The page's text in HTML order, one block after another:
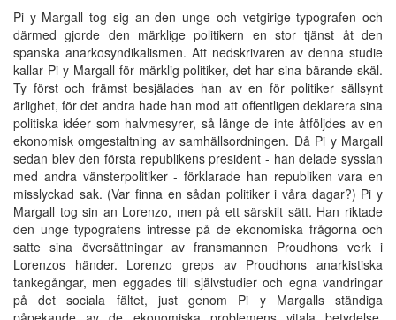
Pi y Margall tog sig an den unge och vetgirige typografen och
därmed gjorde den märklige politikern en stor tjänst åt den
spanska anarkosyndikalismen. Att nedskrivaren av denna studie
kallar Pi y Margall för märklig politiker, det har sina bärande skäl.
Ty först och främst besjälades han av en för politiker sällsynt
ärlighet, för det andra hade han mod att offentligen deklarera sina
politiska idéer som halvmesyrer, så länge de inte åtföljdes av en
ekonomisk omgestaltning av samhällsordningen. Då Pi y Margall
sedan blev den första republikens president - han delade sysslan
med andra vänsterpolitiker - förklarade han republiken vara en
misslyckad sak. (Var finna en sådan politiker i våra dagar?) Pi y
Margall tog sin an Lorenzo, men på ett särskilt sätt. Han riktade
den unge typografens intresse på de ekonomiska frågorna och
satte sina översättningar av fransmannen Proudhons verk i
Lorenzos händer. Lorenzo greps av Proudhons anarkistiska
tankegångar, men eggades till självstudier och egna vandringar
på det sociala fältet, just genom Pi y Margalls ständiga